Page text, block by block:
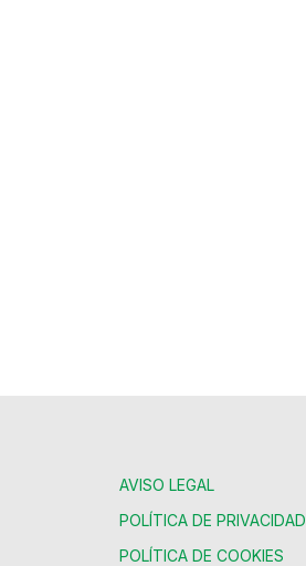
AVISO LEGAL
POLÍTICA DE PRIVACIDAD
POLÍTICA DE COOKIES